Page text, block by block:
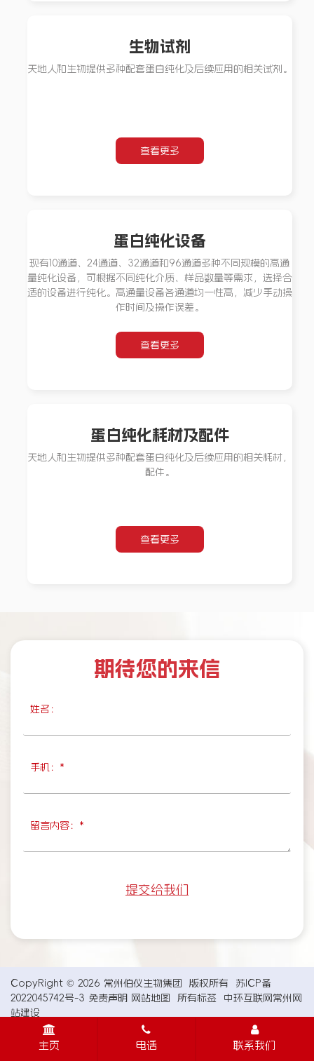
生物试剂
天地人和生物提供多种配套蛋白纯化及后续应用的相关试剂。
查看更多
蛋白纯化设备
现有10通道、24通道、32通道和96通道多种不同规模的高通
量纯化设备，可根据不同纯化介质、样品数量等需求，选择合
适的设备进行纯化。高通量设备各通道均一性高，减少手动操
作时间及操作误差。
查看更多
蛋白纯化耗材及配件
天地人和生物提供多种配套蛋白纯化及后续应用的相关耗材，
配件。
查看更多
期待您的来信
CopyRight © 2026 常州伯仪生物集团 版权所有 苏ICP备
2022045742号-3 免责声明 网站地图 所有标签 中环互联网 常州网
站建设
主页 电话 联系我们